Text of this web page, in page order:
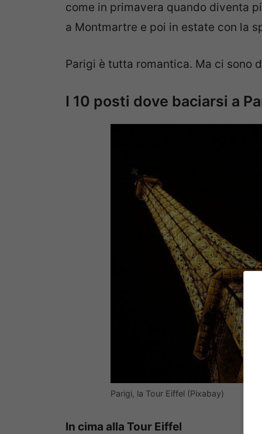
come in primavera quando diventa
a Montmartre e poi in estate con la
Parigi è tutta romantica. Ma ci sono
I 10 posti dove baciarsi a
Parigi, la Tour Eiffel (Pixabay)
In cima alla Tour Eiffel